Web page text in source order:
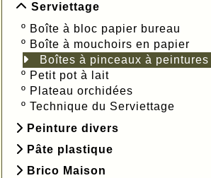
Serviettage
º Boîte à bloc papier bureau
º Boîte à mouchoirs en papier
Boîtes à pinceaux à peintures
º Petit pot à lait
º Plateau orchidées
º Technique du Serviettage
Peinture divers
Pâte plastique
Brico Maison